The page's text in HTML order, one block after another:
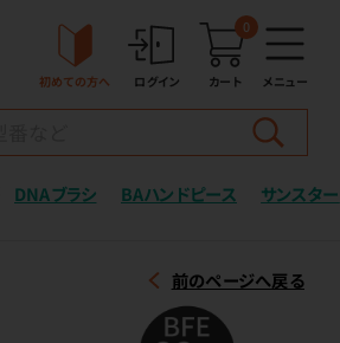
初めての方へ ログイン カート
0
メニュー
DNAブラシ BAハンドピース サンスター
前のページへ戻る